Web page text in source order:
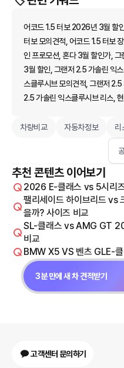
어코드 1.5 터보 2026년 3월 할
터보 모의견적, 어코드 1.5 터보
인 프로모션, 혼다 3월 할인가,
3월 할인, 그랜저 2.5 가솔린 익
스클루시브 모의견적, 그랜저
2.5 가솔린 익스클루시브 리스,
차량비교 자동차정보 리
추천 콘텐츠 이어보기
2026 E-클래스 vs 5시리
팰리세이드 하이브리드 vs
을까? 사이즈 비교
SL-클래스 vs AMG GT
비교
BMW X5 VS 벤츠 GLE-클
3분 만에 새 차 견적받기
고객센터 문의하기